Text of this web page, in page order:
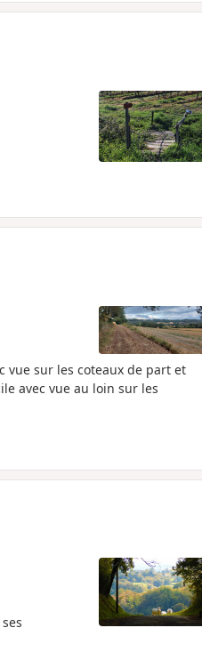
vue sur les coteaux de part et
avec vue au loin sur les